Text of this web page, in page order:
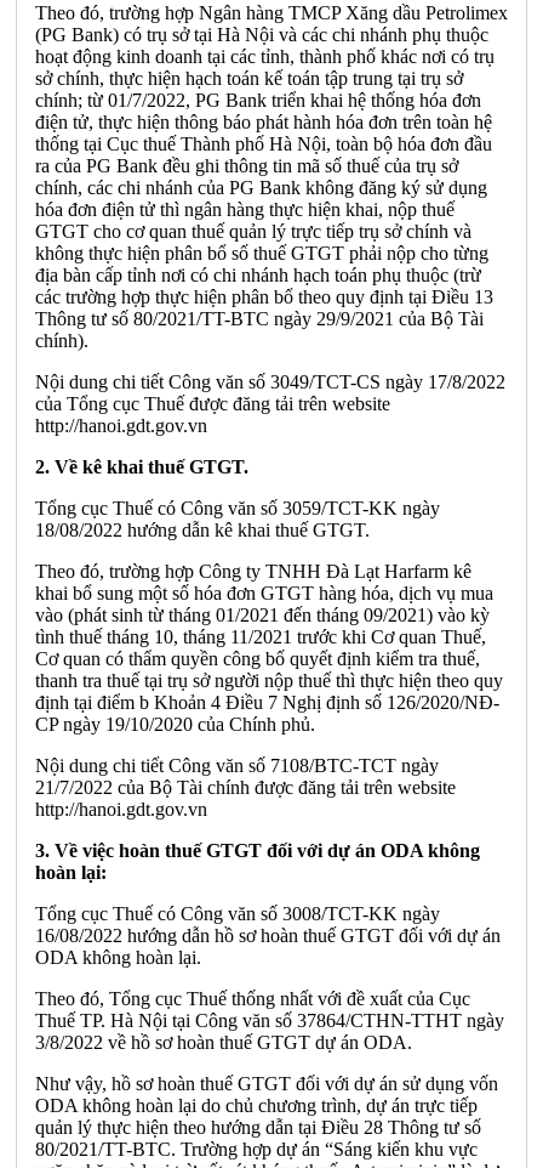
Theo đó, trường hợp Ngân hàng TMCP Xăng dầu Petrolimex
(PG Bank) có trụ sở tại Hà Nội và các chi nhánh phụ thuộc
hoạt động kinh doanh tại các tỉnh, thành phố khác nơi có trụ
sở chính, thực hiện hạch toán kế toán tập trung tại trụ sở
chính; từ 01/7/2022, PG Bank triển khai hệ thống hóa đơn
điện tử, thực hiện thông báo phát hành hóa đơn trên toàn hệ
thống tại Cục thuế Thành phố Hà Nội, toàn bộ hóa đơn đầu
ra của PG Bank đều ghi thông tin mã số thuế của trụ sở
chính, các chi nhánh của PG Bank không đăng ký sử dụng
hóa đơn điện tử thì ngân hàng thực hiện khai, nộp thuế
GTGT cho cơ quan thuế quản lý trực tiếp trụ sở chính và
không thực hiện phân bổ số thuế GTGT phải nộp cho từng
địa bàn cấp tỉnh nơi có chi nhánh hạch toán phụ thuộc (trừ
các trường hợp thực hiện phân bổ theo quy định tại Điều 13
Thông tư số 80/2021/TT-BTC ngày 29/9/2021 của Bộ Tài
chính).
Nội dung chi tiết Công văn số 3049/TCT-CS ngày 17/8/2022
của Tổng cục Thuế được đăng tải trên website
http://hanoi.gdt.gov.vn
2. Về kê khai thuế GTGT.
Tổng cục Thuế có Công văn số 3059/TCT-KK ngày
18/08/2022 hướng dẫn kê khai thuế GTGT.
Theo đó, trường hợp Công ty TNHH Đà Lạt Harfarm kê
khai bổ sung một số hóa đơn GTGT hàng hóa, dịch vụ mua
vào (phát sinh từ tháng 01/2021 đến tháng 09/2021) vào kỳ
tình thuế tháng 10, tháng 11/2021 trước khi Cơ quan Thuế,
Cơ quan có thẩm quyền công bố quyết định kiểm tra thuế,
thanh tra thuế tại trụ sở người nộp thuế thì thực hiện theo quy
định tại điểm b Khoản 4 Điều 7 Nghị định số 126/2020/NĐ-
CP ngày 19/10/2020 của Chính phủ.
Nội dung chi tiết Công văn số 7108/BTC-TCT ngày
21/7/2022 của Bộ Tài chính được đăng tải trên website
http://hanoi.gdt.gov.vn
3. Về việc hoàn thuế GTGT đối với dự án ODA không
hoàn lại:
Tổng cục Thuế có Công văn số 3008/TCT-KK ngày
16/08/2022 hướng dẫn hồ sơ hoàn thuế GTGT đối với dự án
ODA không hoàn lại.
Theo đó, Tổng cục Thuế thống nhất với đề xuất của Cục
Thuế TP. Hà Nội tại Công văn số 37864/CTHN-TTHT ngày
3/8/2022 về hồ sơ hoàn thuế GTGT dự án ODA.
Như vậy, hồ sơ hoàn thuế GTGT đối với dự án sử dụng vốn
ODA không hoàn lại do chủ chương trình, dự án trực tiếp
quản lý thực hiện theo hướng dẫn tại Điều 28 Thông tư số
80/2021/TT-BTC. Trường hợp dự án “Sáng kiến khu vực